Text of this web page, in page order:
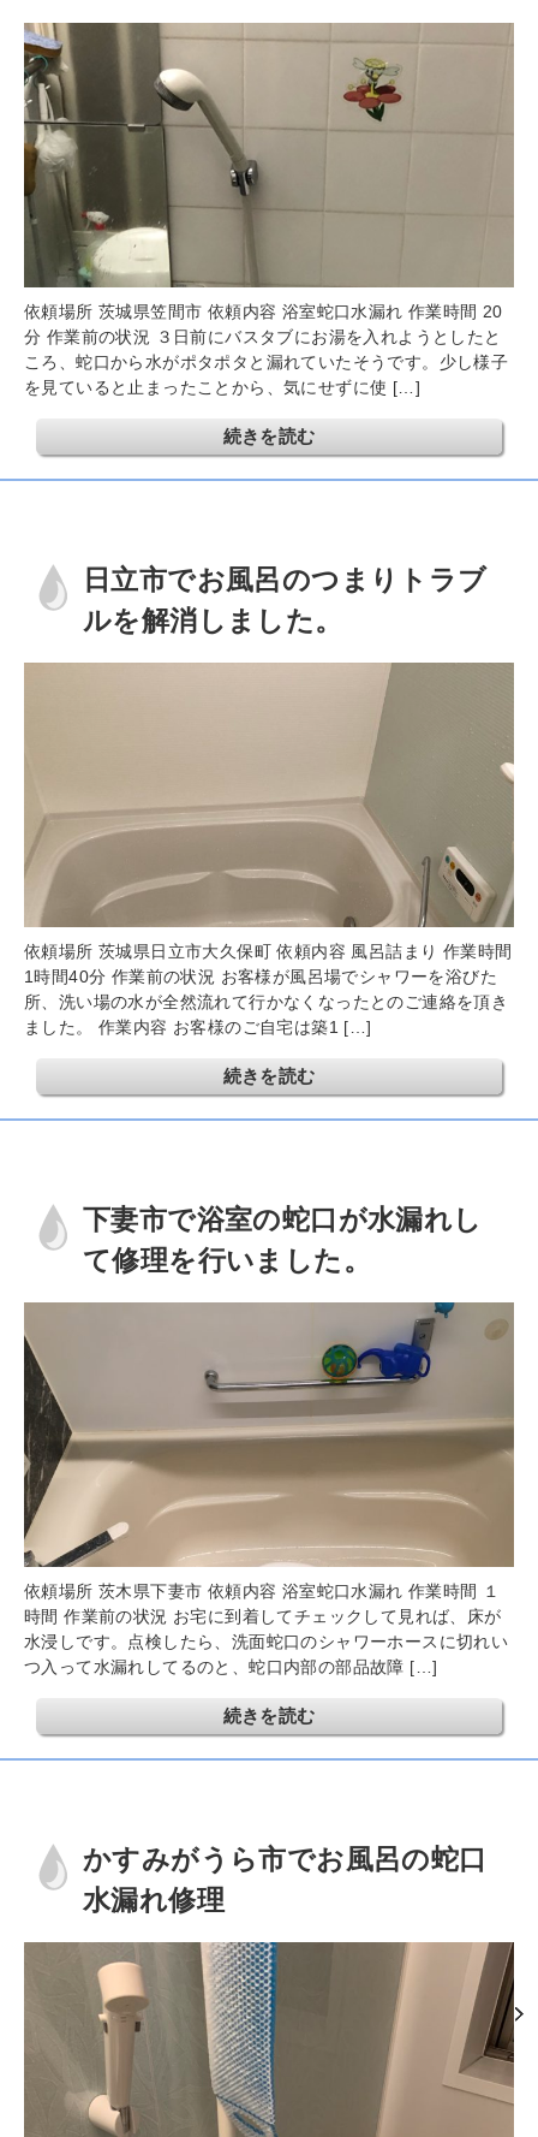
依頼場所 茨城県笠間市 依頼内容 浴室蛇口水漏れ 作業時間 20
分 作業前の状況 ３日前にバスタブにお湯を入れようとしたと
ころ、蛇口から水がポタポタと漏れていたそうです。少し様子
を見ていると止まったことから、気にせずに使 […]
続きを読む
日立市でお風呂のつまりトラブ
ルを解消しました。
依頼場所 茨城県日立市大久保町 依頼内容 風呂詰まり 作業時間
1時間40分 作業前の状況 お客様が風呂場でシャワーを浴びた
所、洗い場の水が全然流れて行かなくなったとのご連絡を頂き
ました。 作業内容 お客様のご自宅は築1 […]
続きを読む
下妻市で浴室の蛇口が水漏れし
て修理を行いました。
依頼場所 茨木県下妻市 依頼内容 浴室蛇口水漏れ 作業時間 １
時間 作業前の状況 お宅に到着してチェックして見れば、床が
水浸しです。点検したら、洗面蛇口のシャワーホースに切れい
つ入って水漏れしてるのと、蛇口内部の部品故障 […]
続きを読む
かすみがうら市でお風呂の蛇口
水漏れ修理